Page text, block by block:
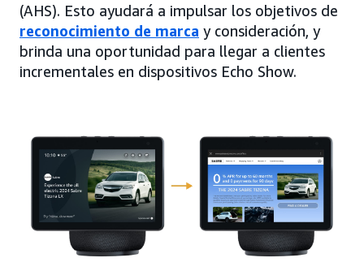
(AHS). Esto ayudará a impulsar los objetivos de
reconocimiento de marca y consideración, y
brinda una oportunidad para llegar a clientes
incrementales en dispositivos Echo Show.